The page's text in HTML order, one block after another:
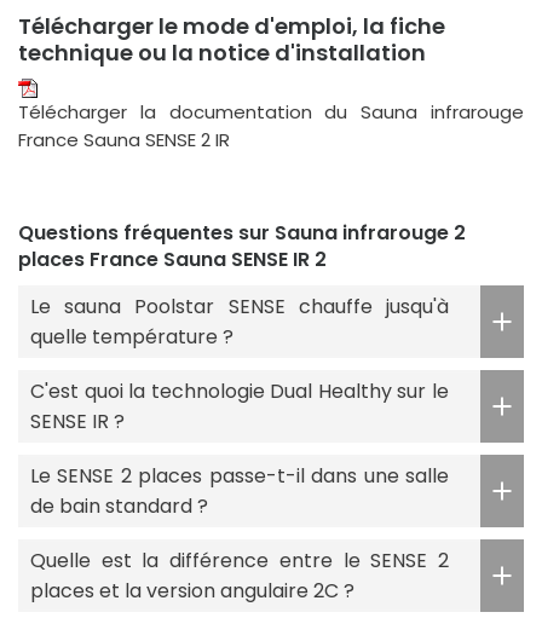
Télécharger le mode d'emploi, la fiche
technique ou la notice d'installation
Télécharger la documentation du Sauna infrarouge
France Sauna SENSE 2 IR
Questions fréquentes sur Sauna infrarouge 2
places France Sauna SENSE IR 2
Le sauna Poolstar SENSE chauffe jusqu'à
quelle température ?
C'est quoi la technologie Dual Healthy sur le
SENSE IR ?
Le SENSE 2 places passe-t-il dans une salle
de bain standard ?
Quelle est la différence entre le SENSE 2
places et la version angulaire 2C ?